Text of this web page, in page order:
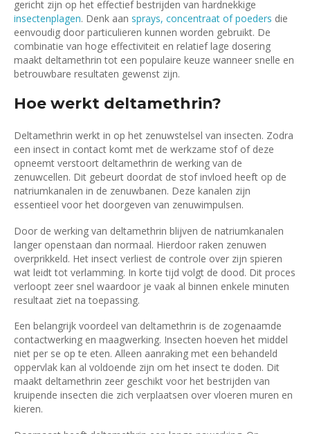
gericht zijn op het effectief bestrijden van hardnekkige
insectenplagen. Denk aan sprays, concentraat of poeders die
eenvoudig door particulieren kunnen worden gebruikt. De
combinatie van hoge effectiviteit en relatief lage dosering
maakt deltamethrin tot een populaire keuze wanneer snelle en
betrouwbare resultaten gewenst zijn.
Hoe werkt deltamethrin?
Deltamethrin werkt in op het zenuwstelsel van insecten. Zodra
een insect in contact komt met de werkzame stof of deze
opneemt verstoort deltamethrin de werking van de
zenuwcellen. Dit gebeurt doordat de stof invloed heeft op de
natriumkanalen in de zenuwbanen. Deze kanalen zijn
essentieel voor het doorgeven van zenuwimpulsen.
Door de werking van deltamethrin blijven de natriumkanalen
langer openstaan dan normaal. Hierdoor raken zenuwen
overprikkeld. Het insect verliest de controle over zijn spieren
wat leidt tot verlamming. In korte tijd volgt de dood. Dit proces
verloopt zeer snel waardoor je vaak al binnen enkele minuten
resultaat ziet na toepassing.
Een belangrijk voordeel van deltamethrin is de zogenaamde
contactwerking en maagwerking. Insecten hoeven het middel
niet per se op te eten. Alleen aanraking met een behandeld
oppervlak kan al voldoende zijn om het insect te doden. Dit
maakt deltamethrin zeer geschikt voor het bestrijden van
kruipende insecten die zich verplaatsen over vloeren muren en
kieren.